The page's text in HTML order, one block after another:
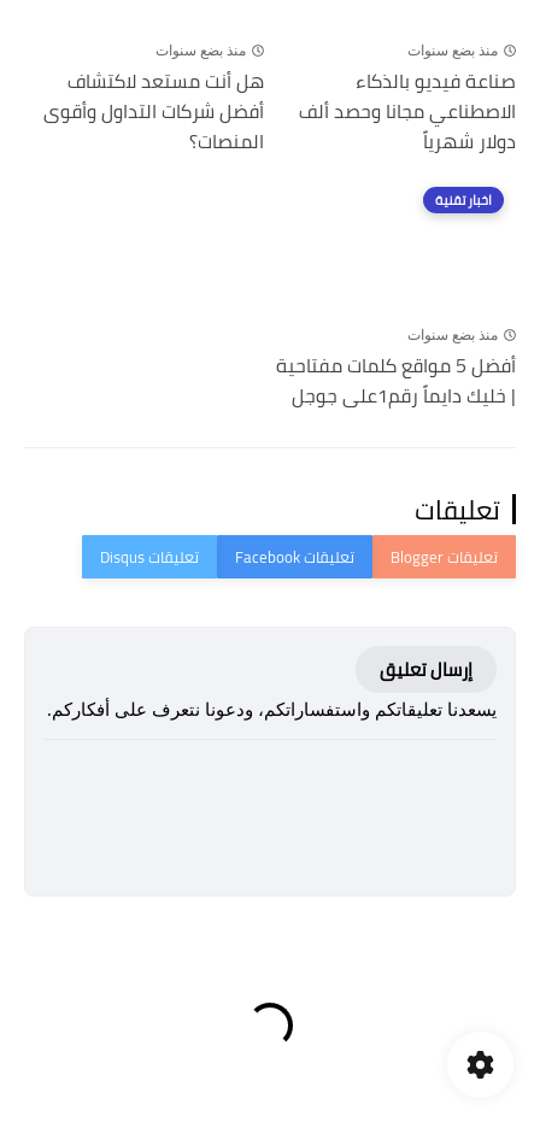
منذ بضع سنوات
صناعة فيديو بالذكاء
الاصطناعي مجانا وحصد ألف
دولار شهرياً
منذ بضع سنوات
هل أنت مستعد لاكتشاف
أفضل شركات التداول وأقوى
المنصات؟
اخبار تقنية
منذ بضع سنوات
أفضل 5 مواقع كلمات مفتاحية
| خليك دايماً رقم1على جوجل
تعليقات
إرسال تعليق
يسعدنا تعليقاتكم واستفساراتكم، ودعونا نتعرف على أفكاركم.